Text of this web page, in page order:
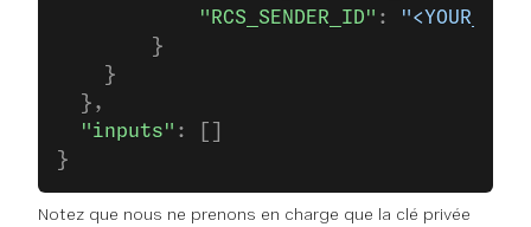
            "RCS_SENDER_ID"
:
        }
    }
  },
  "inputs"
: []
}
Notez que nous ne prenons en charge que la clé privée